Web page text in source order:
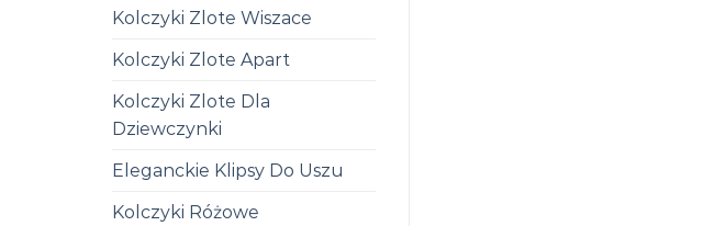
Kolczyki Zlote Wiszace
Kolczyki Zlote Apart
Kolczyki Zlote Dla
Dziewczynki
Eleganckie Klipsy Do Uszu
Kolczyki Różowe